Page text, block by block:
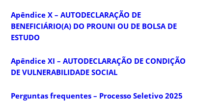
Apêndice X – AUTODECLARAÇÃO DE
BENEFICIÁRIO(A) DO PROUNI OU DE BOLSA DE
ESTUDO
Apêndice XI – AUTODECLARAÇÃO DE CONDIÇÃO
DE VULNERABILIDADE SOCIAL
Perguntas frequentes – Processo Seletivo 2025